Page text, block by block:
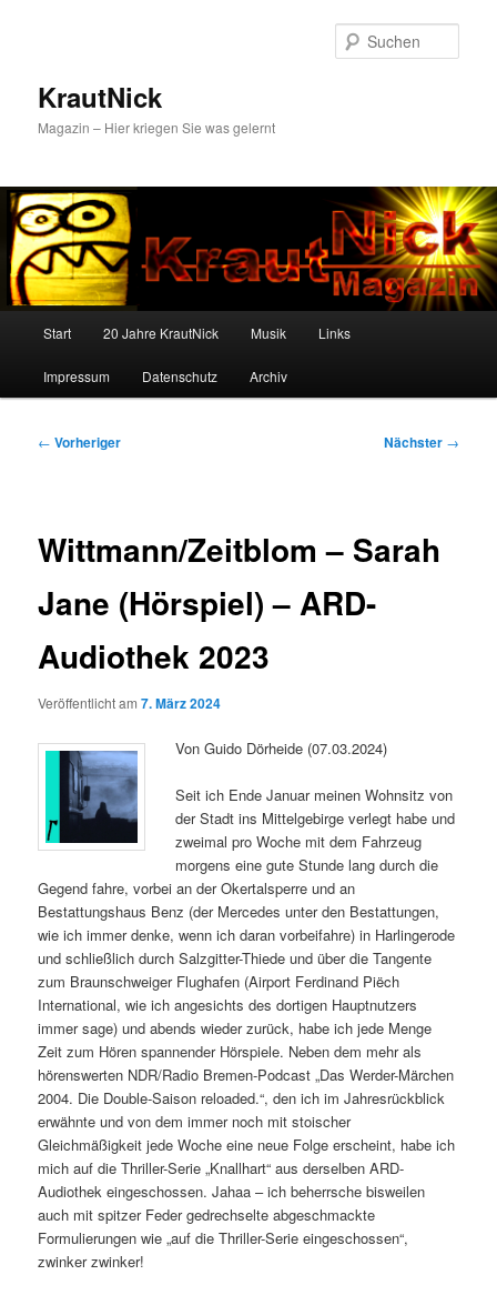
KrautNick
Magazin – Hier kriegen Sie was gelernt
Start 20 Jahre KrautNick Musik Links
Impressum Datenschutz Archiv
Beitragsnavigation
← Vorheriger Nächster →
Wittmann/Zeitblom – Sarah
Jane (Hörspiel) – ARD-
Audiothek 2023
Veröffentlicht am7. März 2024
Von Guido Dörheide (07.03.2024)
Seit ich Ende Januar meinen Wohnsitz von
der Stadt ins Mittelgebirge verlegt habe und
zweimal pro Woche mit dem Fahrzeug
morgens eine gute Stunde lang durch die
Gegend fahre, vorbei an der Okertalsperre und an
Bestattungshaus Benz (der Mercedes unter den Bestattungen,
wie ich immer denke, wenn ich daran vorbeifahre) in Harlingerode
und schließlich durch Salzgitter-Thiede und über die Tangente
zum Braunschweiger Flughafen (Airport Ferdinand Piëch
International, wie ich angesichts des dortigen Hauptnutzers
immer sage) und abends wieder zurück, habe ich jede Menge
Zeit zum Hören spannender Hörspiele. Neben dem mehr als
hörenswerten NDR/Radio Bremen-Podcast „Das Werder-Märchen
2004. Die Double-Saison reloaded.“, den ich im Jahresrückblick
erwähnte und von dem immer noch mit stoischer
Gleichmäßigkeit jede Woche eine neue Folge erscheint, habe ich
mich auf die Thriller-Serie „Knallhart“ aus derselben ARD-
Audiothek eingeschossen. Jahaa – ich beherrsche bisweilen
auch mit spitzer Feder gedrechselte abgeschmackte
Formulierungen wie „auf die Thriller-Serie eingeschossen“,
zwinker zwinker!